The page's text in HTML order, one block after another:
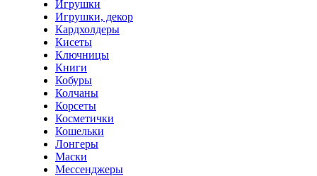
Игрушки
Игрушки, декор
Кардхолдеры
Кисеты
Ключницы
Книги
Кобуры
Колчаны
Корсеты
Косметички
Кошельки
Лонгеры
Маски
Мессенджеры